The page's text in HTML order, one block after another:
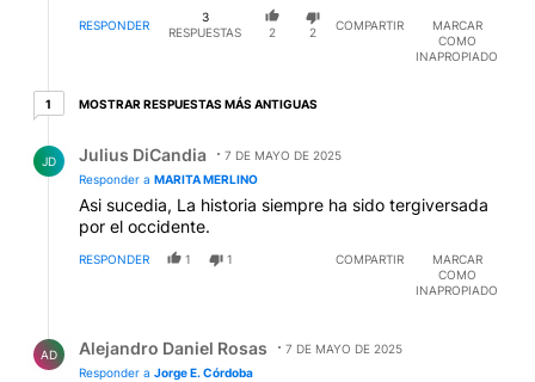
RESPONDER
3
RESPUESTAS
2 2
COMPARTIR
MARCAR
COMO
INAPROPIADO
11 respuesta más antiguas
MOSTRAR RESPUESTAS MÁS ANTIGUAS
JD Julius DiCandia
7 DE MAYO DE 2025
Responder a MARITA MERLINO
Asi sucedia, La historia siempre ha sido tergiversada
por el occidente.
RESPONDER 1 1 COMPARTIR
MARCAR
COMO
INAPROPIADO
AD Alejandro Daniel Rosas
7 DE MAYO DE 2025
Responder a Jorge E. Córdoba